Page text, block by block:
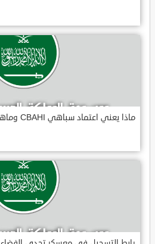
ماذا يعني اعتماد سباهي CBAHI وماهي معاييره